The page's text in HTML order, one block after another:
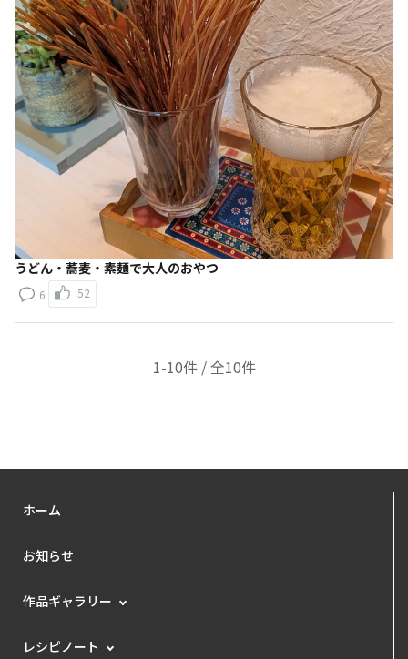
うどん・蕎麦・素麺で大人のおやつ
6 52
1-10件 / 全10件
ホーム
お知らせ
作品ギャラリー
レシピノート